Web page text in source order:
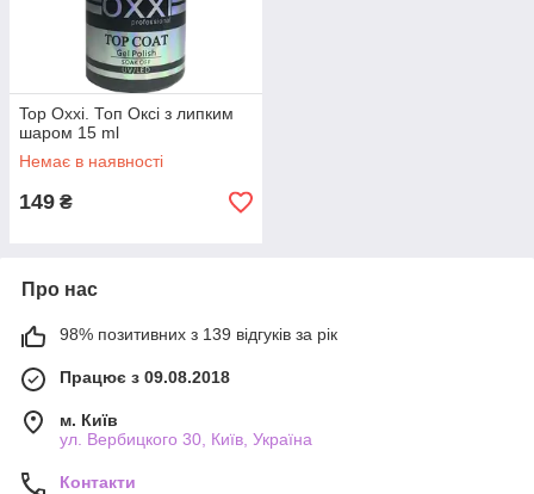
Top Oxxi. Топ Оксі з липким
шаром 15 ml
Немає в наявності
149 ₴
Про нас
98% позитивних з 139 відгуків за рік
Працює з 09.08.2018
м. Київ
ул. Вербицкого 30, Київ, Україна
Контакти